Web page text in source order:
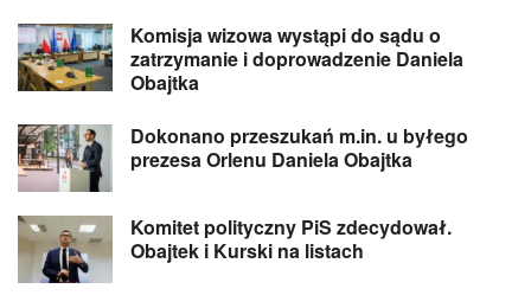
Komisja wizowa wystąpi do sądu o
zatrzymanie i doprowadzenie Daniela
Obajtka
Dokonano przeszukań m.in. u byłego
prezesa Orlenu Daniela Obajtka
Komitet polityczny PiS zdecydował.
Obajtek i Kurski na listach